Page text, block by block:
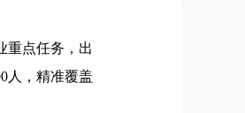
重点任务，出
人，精准覆盖